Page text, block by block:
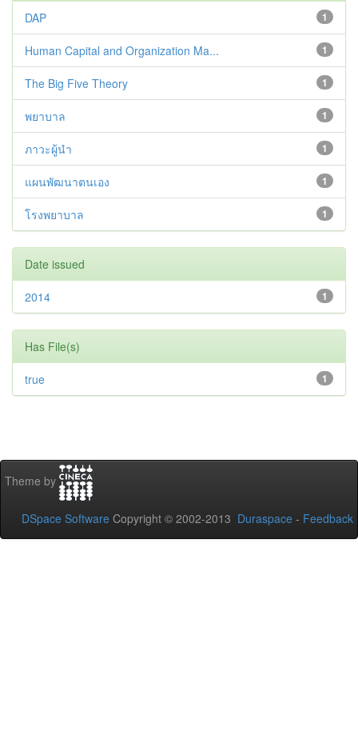
1
DAP
1
Human Capital and Organization Ma...
1
The Big Five Theory
1
พยาบาล
1
ภาวะผู้นำ
1
แผนพัฒนาตนเอง
1
โรงพยาบาล
Date issued
1
2014
Has File(s)
1
true
Theme by
DSpace Software Copyright © 2002-2013 Duraspace - Feedback